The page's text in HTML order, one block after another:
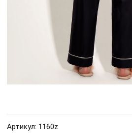
Артикул: 1160z